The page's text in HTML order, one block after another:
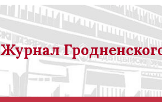
Журнал